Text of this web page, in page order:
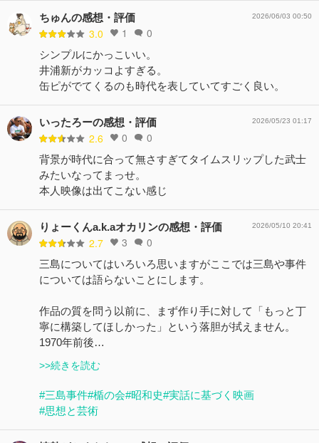
ちゅんの感想・評価
3.0 1 0
2026/06/03 00:50
シンプルにかっこいい。
井浦新がカッコよすぎる。
缶ピがでてくるのも時代を表していてすごく良い。
いったろーの感想・評価
2.6 0 0
2026/05/23 01:17
背景が時代に合って無さすぎてタイムスリップした武士
みたいなってまっせ。
本人映像は出てこない感じ
りょーくんa.k.aオカリンの感想・評価
2.7 3 0
2026/05/10 20:41
三島についてはいろいろ思いますがここでは三島や事件
については語らないことにします。
作品の質を問う以前に、まず作り手に対して「もっと丁
寧に構築してほしかった」という落胆が拭えません。
1970年前後…
>>続きを読む
#三島事件#楯の会#昭和史#実話に基づく映画
#思想と芸術